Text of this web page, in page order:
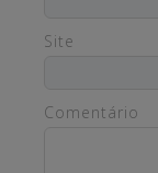
Site
Comentário